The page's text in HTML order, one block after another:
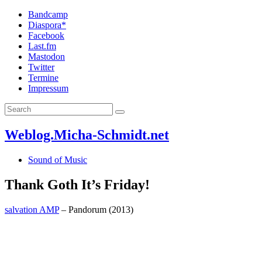
Bandcamp
Diaspora*
Facebook
Last.fm
Mastodon
Twitter
Termine
Impressum
Weblog.Micha-Schmidt.net
Sound of Music
Thank Goth It’s Friday!
salvation AMP– Pandorum (2013)